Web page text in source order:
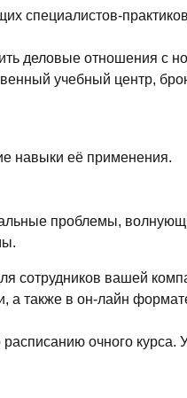
специалистов-
деловые отношения с
учебный центр,
навыки её применения.
проблемы,
сотрудников вашей
а также в он-лайн
очного